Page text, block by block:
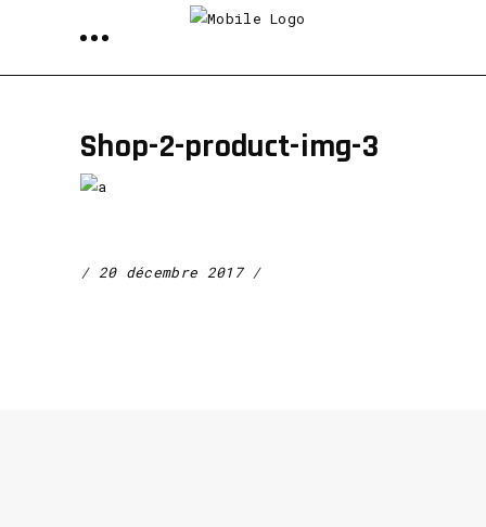
Shop-2-product-img-3
20 décembre 2017